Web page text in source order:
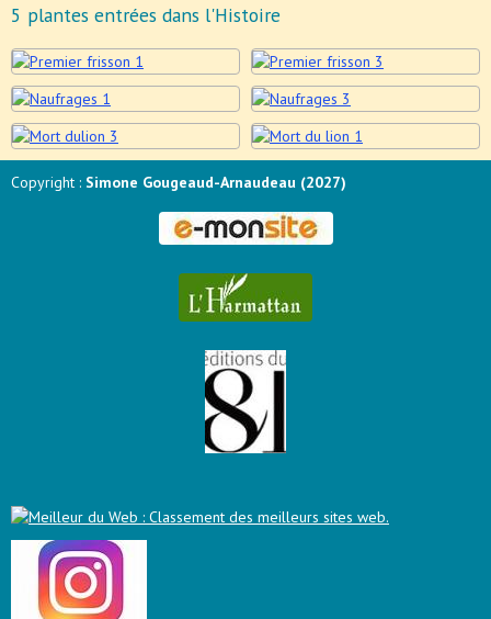
5 plantes entrées dans l'Histoire
Copyright : Simone Gougeaud-Arnaudeau (2027)